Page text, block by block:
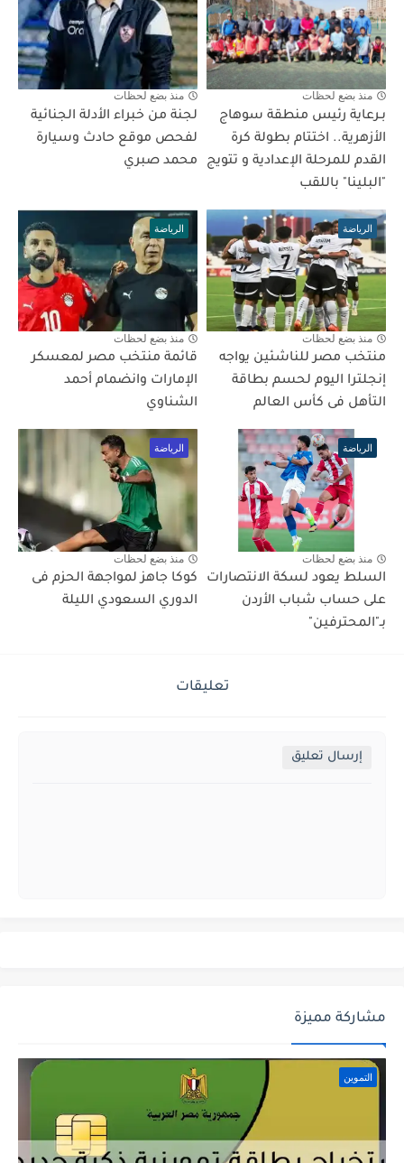
منذ بضع لحظات
بـرعاية رئيس منطقة سوهاج
الأزهرية.. اختتام بطولة كرة
القدم للمرحلة الإعدادية و تتويج
"البلينا" باللقب
منذ بضع لحظات
لجنة من خبراء الأدلة الجنائية
لفحص موقع حادث وسيارة
محمد صبري
الرياضة
منذ بضع لحظات
منتخب مصر للناشئين يواجه
إنجلترا اليوم لحسم بطاقة
التأهل فى كأس العالم
الرياضة
منذ بضع لحظات
قائمة منتخب مصر لمعسكر
الإمارات وانضمام أحمد
الشناوي
الرياضة
منذ بضع لحظات
السلط يعود لسكة الانتصارات
على حساب شباب الأردن
بـ"المحترفين"
الرياضة
منذ بضع لحظات
كوكا جاهز لمواجهة الحزم فى
الدوري السعودي الليلة
تعليقات
إرسال تعليق
مشاركة مميزة
التموين